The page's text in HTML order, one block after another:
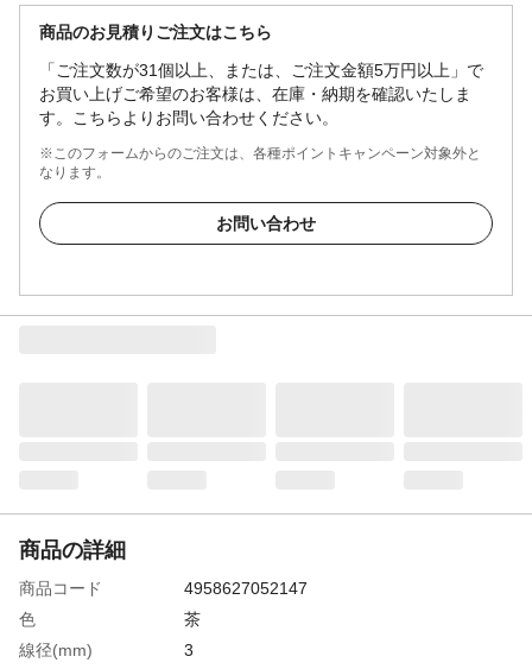
商品のお見積りご注文はこちら
「ご注文数が31個以上、または、ご注文金額5万円以上」で
お買い上げご希望のお客様は、在庫・納期を確認いたしま
す。こちらよりお問い合わせください。
※このフォームからのご注文は、各種ポイントキャンペーン対象外と
なります。
お問い合わせ
商品の詳細
商品コード
4958627052147
色
茶
線径(mm)
3